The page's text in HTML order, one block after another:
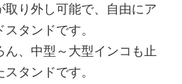
取り外し可能で、自由にア
タンドです。
、中型～大型インコも止
タンドです。